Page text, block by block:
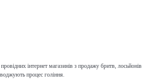
інтернет магазинів з продажу бритв, лосьйонів
процес гоління.